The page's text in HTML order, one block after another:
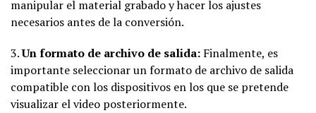
manipular el material grabado y hacer los ajustes
necesarios antes de la conversión.
3.Un formato de archivo de salida: Finalmente, es
importante seleccionar un formato de archivo de salida
compatible con los dispositivos en los que se pretende
visualizar el video posteriormente.